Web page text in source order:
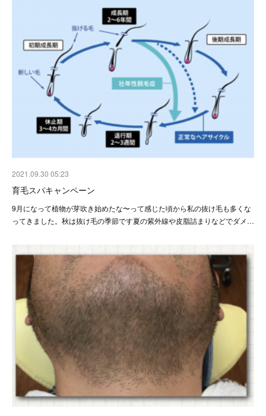
2021.09.30 05:23
育毛スパキャンペーン
9月になって植物が芽吹き始めたな〜って感じた頃から私の抜け毛も多くな
ってきました。秋は抜け毛の季節です夏の紫外線や皮脂詰まりなどでダメ…